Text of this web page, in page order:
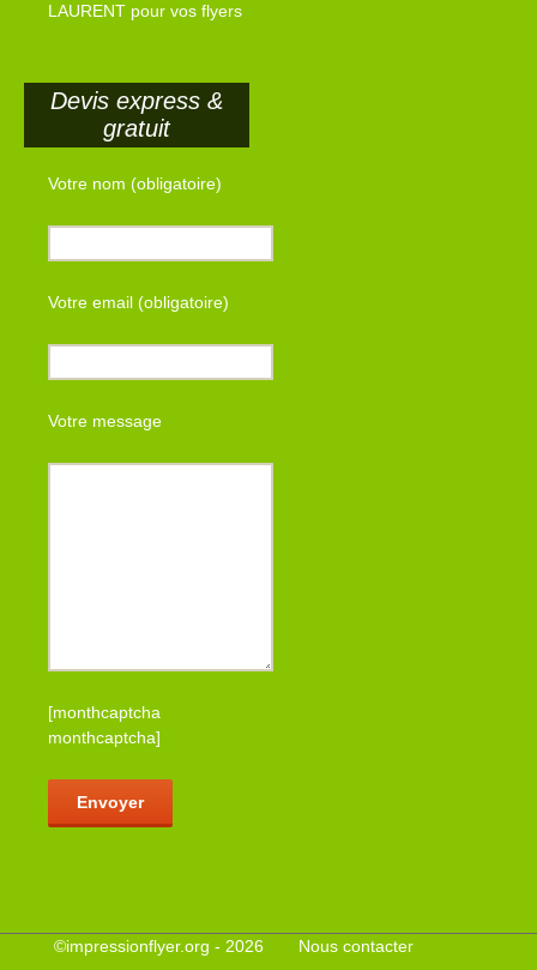
LAURENT pour vos flyers
Devis express &
gratuit
Votre nom (obligatoire)
Votre email (obligatoire)
Votre message
[monthcaptcha
monthcaptcha]
©impressionflyer.org - 2026 Nous contacter